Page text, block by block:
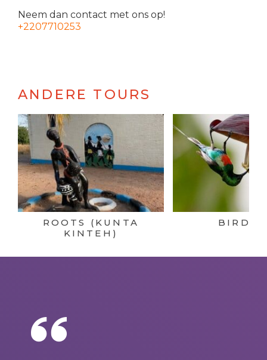
Neem dan contact met ons op!
+2207710253
ANDERE TOURS
ROOTS (KUNTA
KINTEH)